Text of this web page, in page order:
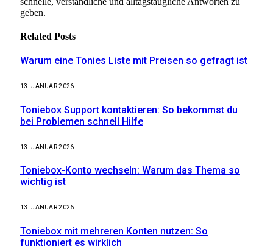
geben.
Related Posts
Warum eine Tonies Liste mit Preisen so gefragt ist
13. JANUAR 2026
Toniebox Support kontaktieren: So bekommst du
bei Problemen schnell Hilfe
13. JANUAR 2026
Toniebox-Konto wechseln: Warum das Thema so
wichtig ist
13. JANUAR 2026
Toniebox mit mehreren Konten nutzen: So
funktioniert es wirklich